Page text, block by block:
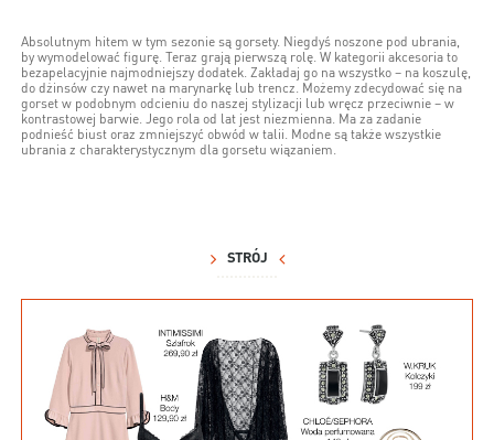
Absolutnym hitem w tym sezonie są gorsety. Niegdyś noszone pod ubrania,
by wymodelować figurę. Teraz grają pierwszą rolę. W kategorii akcesoria to
bezapelacyjnie najmodniejszy dodatek. Zakładaj go na wszystko – na koszulę,
do dżinsów czy nawet na marynarkę lub trencz. Możemy zdecydować się na
gorset w podobnym odcieniu do naszej stylizacji lub wręcz przeciwnie – w
kontrastowej barwie. Jego rola od lat jest niezmienna. Ma za zadanie
podnieść biust oraz zmniejszyć obwód w talii. Modne są także wszystkie
ubrania z charakterystycznym dla gorsetu wiązaniem.
STRÓJ